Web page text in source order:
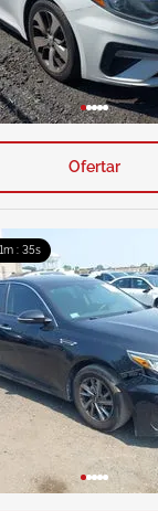
Ofertar
: 34s